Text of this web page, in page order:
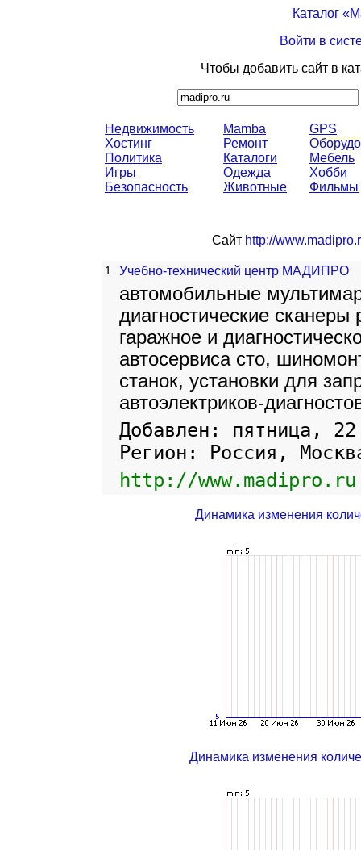
Каталог
Войти в
Чтобы добавить сайт в
Недвижимость
Хостинг
Политика
Игры
Безопасность
Mamba
Ремонт
Каталоги
Одежда
Животные
GPS
Мебель
Хобби
Фильмы
Сайт http://
1. Учебно-технический центр МАДИПРО
автомобильные
диагностические
гаражное и
автосервиса сто,
станок, установки для
автоэлектриков-
Добавлен: пятница,
Регион: Россия,
http://www.madipro.ru
Динамика изменения
Динамика изменения